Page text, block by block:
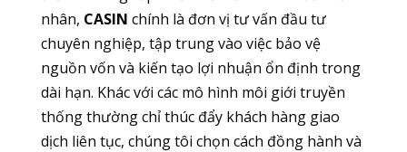
nhân, CASIN chính là đơn vị tư vấn đầu tư
chuyên nghiệp, tập trung vào việc bảo vệ
nguồn vốn và kiến tạo lợi nhuận ổn định trong
dài hạn. Khác với các mô hình môi giới truyền
thống thường chỉ thúc đẩy khách hàng giao
dịch liên tục, chúng tôi chọn cách đồng hành và